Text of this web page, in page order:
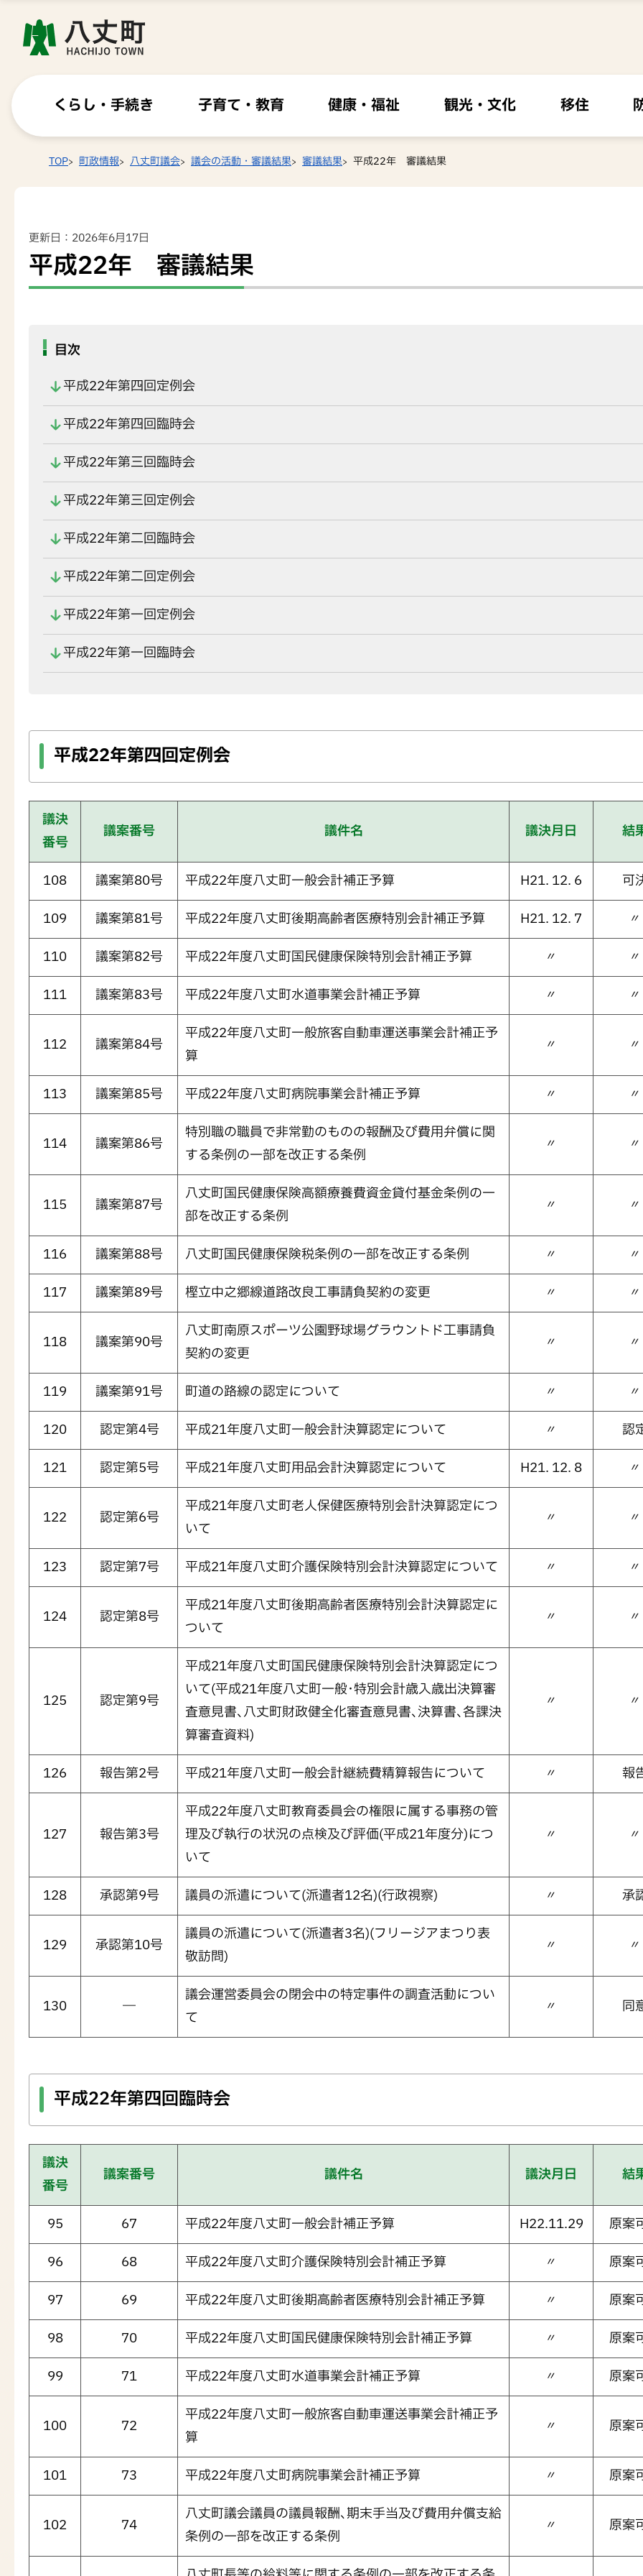
くらし・手続き 子育て・教育 健康・福祉 観光・文化 移住
TOP 町政情報 八丈町議会 議会の活動・審議結果 審議結果 平成22年 審議結果
更新日：2026年6月17日
平成22年 審議結果
目次
平成22年第四回定例会
平成22年第四回臨時会
平成22年第三回臨時会
平成22年第三回定例会
平成22年第二回臨時会
平成22年第二回定例会
平成22年第一回定例会
平成22年第一回臨時会
平成22年第四回定例会
議決
番号
議案番号 議件名 議決月日 結
108 議案第80号 平成22年度八丈町一般会計補正予算 H21. 12. 6
可
109
議案第81号 平成22年度八丈町後期高齢者医療特別会計補正予算 H21. 12. 7
〃
110
議案第82号 平成22年度八丈町国民健康保険特別会計補正予算 〃
〃
111
議案第83号 平成22年度八丈町水道事業会計補正予算 〃 〃
112 議案第84号
平成22年度八丈町一般旅客自動車運送事業会計補正予
算
〃 〃
113 議案第85号 平成22年度八丈町病院事業会計補正予算 〃 〃
114 議案第86号
特別職の職員で非常勤のものの報酬及び費用弁償に関
する条例の一部を改正する条例
〃 〃
115 議案第87号
八丈町国民健康保険高額療養費資金貸付基金条例の一
部を改正する条例
〃 〃
116 議案第88号 八丈町国民健康保険税条例の一部を改正する条例 〃
〃
117
議案第89号 樫立中之郷線道路改良工事請負契約の変更 〃 〃
118 議案第90号
八丈町南原スポーツ公園野球場グラウントド工事請負
契約の変更
〃 〃
119 議案第91号 町道の路線の認定について 〃
〃
120
認定第4号 平成21年度八丈町一般会計決算認定について 〃
認
121
認定第5号 平成21年度八丈町用品会計決算認定について H21. 12. 8 〃
122 認定第6号
平成21年度八丈町老人保健医療特別会計決算認定につ
いて
〃 〃
123 認定第7号 平成21年度八丈町介護保険特別会計決算認定について 〃 〃
124 認定第8号
平成21年度八丈町後期高齢者医療特別会計決算認定に
ついて
〃 〃
125 認定第9号
平成21年度八丈町国民健康保険特別会計決算認定につ
いて(平成21年度八丈町一般･特別会計歳入歳出決算審
査意見書､八丈町財政健全化審査意見書､決算書､各課決
算審査資料)
〃 〃
126 報告第2号 平成21年度八丈町一般会計継続費精算報告について 〃 報
127 報告第3号
平成22年度八丈町教育委員会の権限に属する事務の管
理及び執行の状況の点検及び評価(平成21年度分)につ
いて
〃 〃
128 承認第9号 議員の派遣について(派遣者12名)(行政視察) 〃 承
129 承認第10号
議員の派遣について(派遣者3名)(フリージアまつり表
敬訪問)
〃 〃
130 ―
議会運営委員会の閉会中の特定事件の調査活動につい
て
〃 同
平成22年第四回臨時会
議決
番号
議案番号 議件名 議決月日 結
95 67 平成22年度八丈町一般会計補正予算 H22.11.29
原案
96
68 平成22年度八丈町介護保険特別会計補正予算 〃
原案
97
69 平成22年度八丈町後期高齢者医療特別会計補正予算 〃
原案
98
70 平成22年度八丈町国民健康保険特別会計補正予算 〃
原案
99
71 平成22年度八丈町水道事業会計補正予算 〃 原案
100 72
平成22年度八丈町一般旅客自動車運送事業会計補正予
算
〃 原案
101 73 平成22年度八丈町病院事業会計補正予算 〃 原案
102 74
八丈町議会議員の議員報酬､期末手当及び費用弁償支給
条例の一部を改正する条例
〃 原案